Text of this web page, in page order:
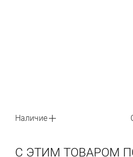
Наличие
С ЭТИМ ТОВАРОМ